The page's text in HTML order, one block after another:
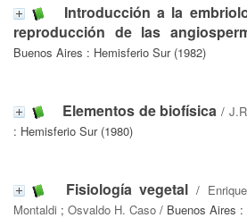
Introducción a la
reproducción de las
Buenos Aires : Hemisferio Sur (1982)
Elementos de biofísica /
: Hemisferio Sur (1980)
Fisiología vegetal /
Montaldi ; Osvaldo H. Caso / Buenos Aires :